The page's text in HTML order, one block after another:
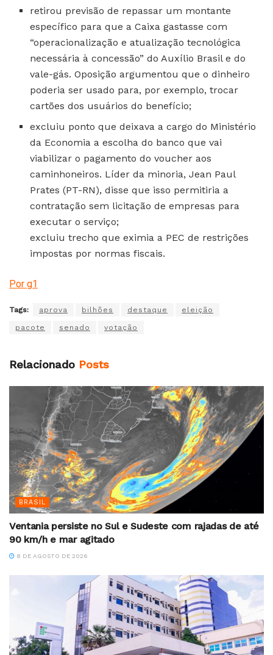
retirou previsão de repassar um montante
específico para que a Caixa gastasse com
“operacionalização e atualização tecnológica
necessária à concessão” do Auxílio Brasil e do
vale-gás. Oposição argumentou que o dinheiro
poderia ser usado para, por exemplo, trocar
cartões dos usuários do benefício;
excluiu ponto que deixava a cargo do Ministério
da Economia a escolha do banco que vai
viabilizar o pagamento do voucher aos
caminhoneiros. Líder da minoria, Jean Paul
Prates (PT-RN), disse que isso permitiria a
contratação sem licitação de empresas para
executar o serviço;
excluiu trecho que eximia a PEC de restrições
impostas por normas fiscais.
Por g1
Tags: aprova bilhões destaque eleição
pacote senado votação
Relacionado Posts
BRASIL
Ventania persiste no Sul e Sudeste com rajadas de até
90 km/h e mar agitado
8 DE AGOSTO DE 2026